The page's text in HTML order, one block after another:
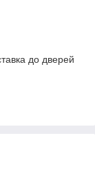
до дверей